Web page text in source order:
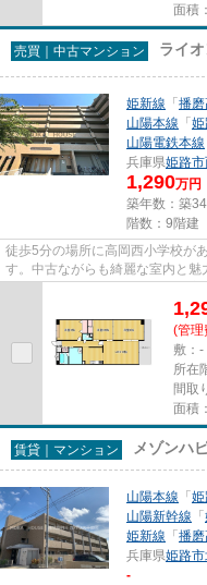
面積
売買｜中古マンション ライ
姫新線 「播磨
山陽本線 「
山陽電鉄本線
兵庫県姫路市
1,290万円
築年数：築
階数：9階建
徒歩5分の場所に高岡西小学校が
す。中古ながらも綺麗な室内と魅
分の場所にある物件です。不動産
(管理
敷：
所在
間取
面積
賃貸｜マンション メゾンハ
山陽本線 「
山陽新幹線 「
姫新線 「播磨
兵庫県姫路市
-